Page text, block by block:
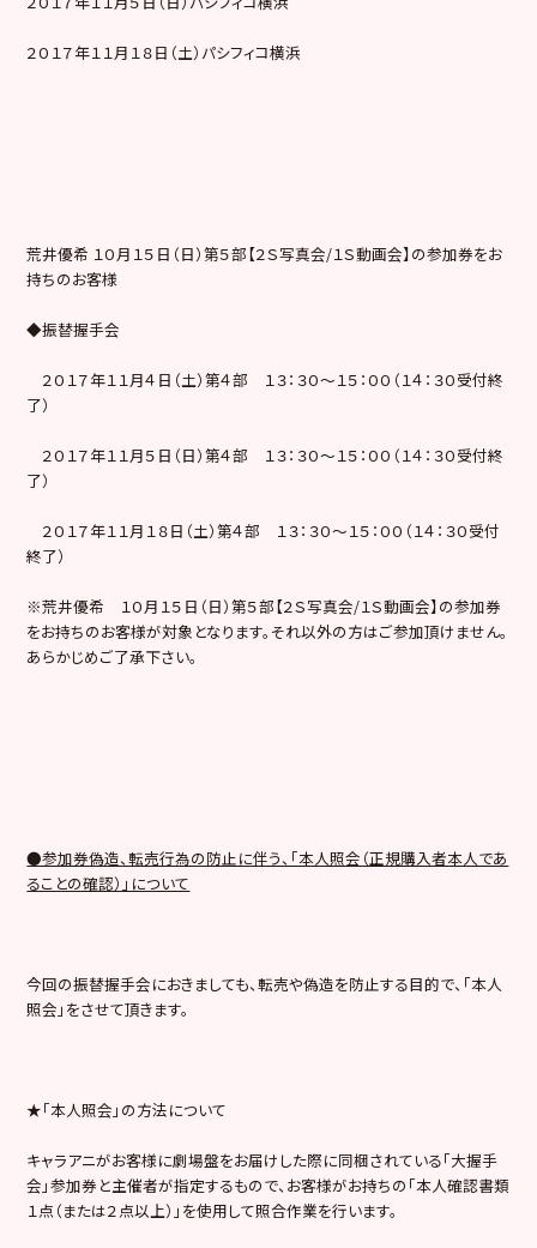
２０１７年１１月１８日（土）パシフィコ横浜
荒井優希 １０月１５日（日）第５部【２Ｓ写真会/１Ｓ動画会】の参加券をお
持ちのお客様
◆振替握手会
２０１７年１１月４日（土）第４部 １３：３０〜１５：００（１４：３０受付終
了）
２０１７年１１月５日（日）第４部 １３：３０～１５：００（１４：３０受付終
了）
２０１７年１１月１８日（土）第４部 １３：３０～１５：００（１４：３０受付
終了）
※荒井優希 １０月１５日（日）第５部【２Ｓ写真会/１Ｓ動画会】の参加券
をお持ちのお客様が対象となります。それ以外の方はご参加頂けません。
あらかじめご了承下さい。
●参加券偽造、転売行為の防止に伴う、「本人照会（正規購入者本人であ
ることの確認）」について
今回の振替握手会におきましても、転売や偽造を防止する目的で、「本人
照会」をさせて頂きます。
★「本人照会」の方法について
キャラアニがお客様に劇場盤をお届けした際に同梱されている「大握手
会」参加券と主催者が指定するもので、お客様がお持ちの「本人確認書類
１点（または２点以上）」を使用して照合作業を行います。